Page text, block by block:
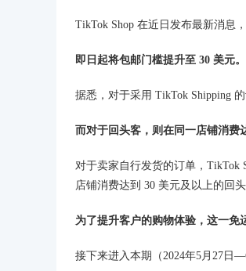
TikTok Shop 在近日发布最新消息，
即日起将包邮门槛提升至 30 美元。
据悉，对于采用 TikTok Shipping
而对于回头客，则在同一店铺消费
对于卖家自行发货的订单，TikTok
店铺消费达到 30 美元及以上的回
为了提升客户的购物体验，这一免
接下来进入本期（2024年5月27日